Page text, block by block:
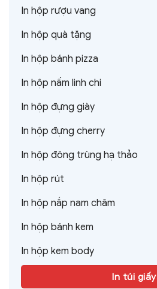
In hộp rượu vang
In hộp quà tặng
In hộp bánh pizza
In hộp nấm linh chi
In hộp đựng giày
In hộp đựng cherry
In hộp đông trùng hạ thảo
In hộp rút
In hộp nắp nam châm
In hộp bánh kem
In hộp kem body
In túi giấy